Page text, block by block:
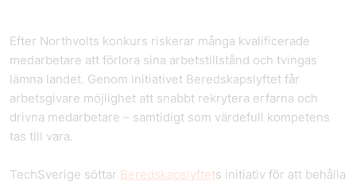
Efter Northvolts konkurs riskerar många kvalificerade
medarbetare att förlora sina arbetstillstånd och tvingas
lämna landet. Genom initiativet Beredskapslyftet får
arbetsgivare möjlighet att snabbt rekrytera erfarna och
drivna medarbetare – samtidigt som värdefull kompetens
tas till vara.
TechSverige söttar Beredskapslyftets initiativ för att behålla